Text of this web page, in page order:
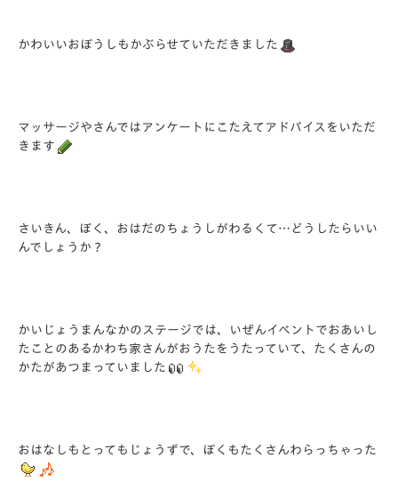
かわいいおぼうしもかぶらせていただきました
マッサージやさんではアンケートにこたえてアドバイスをいただ
きます
さいきん、ぼく、おはだのちょうしがわるくて…どうしたらいい
んでしょうか？
かいじょうまんなかのステージでは、いぜんイベントでおあいし
たことのあるかわち家さんがおうたをうたっていて、たくさんの
かたがあつまっていました
おはなしもとってもじょうずで、ぼくもたくさんわらっちゃった